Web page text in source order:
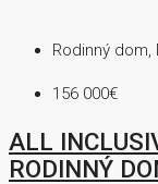
Rodinný
156 000€
ALL
RODINNÝ